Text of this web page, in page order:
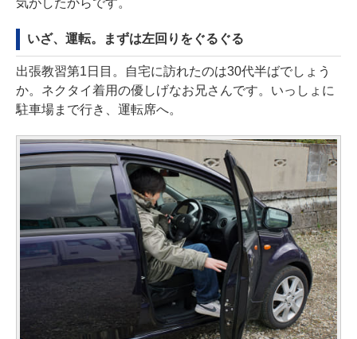
いざ、運転。まずは左回りをぐるぐる
出張教習第1日目。自宅に訪れたのは30代半ばでしょう
か。ネクタイ着用の優しげなお兄さんです。いっしょに
駐車場まで行き、運転席へ。